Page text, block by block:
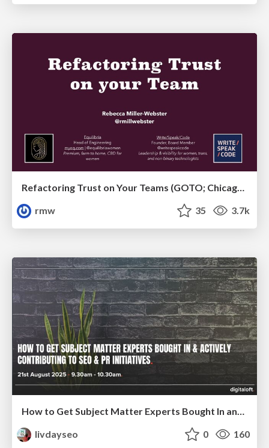
rmw
35 3.7k
How to Get Subject Matter Experts Bought In and Actively Contributing to SEO & PR Initiatives.
livdayseo
0 160